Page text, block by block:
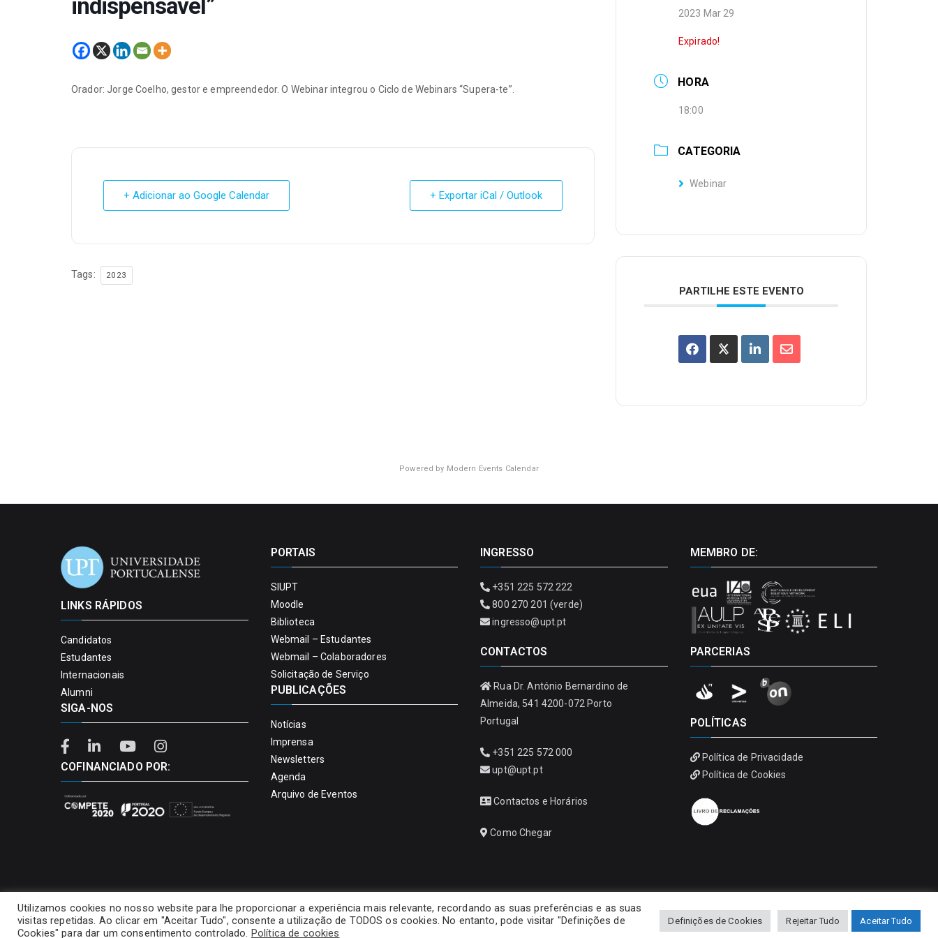
indispensável”
Orador: Jorge Coelho, gestor e empreendedor. O Webinar integrou o Ciclo de Webinars “Supera-te”.
+ Adicionar ao Google Calendar + Exportar iCal / Outlook
Tags: 2023
2023 Mar 29
Expirado!
HORA
18:00
CATEGORIA
Webinar
PARTILHE ESTE EVENTO
Powered by Modern Events Calendar
LINKS RÁPIDOS
Candidatos
Estudantes
Internacionais
Alumni
SIGA-NOS
COFINANCIADO POR:
PORTAIS
SIUPT
Moodle
Biblioteca
Webmail – Estudantes
Webmail – Colaboradores
Solicitação de Serviço
PUBLICAÇÕES
Notícias
Imprensa
Newsletters
Agenda
Arquivo de Eventos
INGRESSO
+351 225 572 222
800 270 201 (verde)
ingresso@upt.pt
CONTACTOS
Rua Dr. António Bernardino de
Almeida, 541 4200-072 Porto
Portugal
+351 225 572 000
upt@upt.pt
Contactos e Horários
Como Chegar
MEMBRO DE:
PARCERIAS
POLÍTICAS
Política de Privacidade
Política de Cookies
Copyright © 2026Universidade Portucalense – Infante D. Henrique
Utilizamos cookies no nosso website para lhe proporcionar a experiência mais relevante, recordando as suas preferências e as suas
visitas repetidas. Ao clicar em "Aceitar Tudo", consente a utilização de TODOS os cookies. No entanto, pode visitar "Definições de
Cookies" para dar um consentimento controlado. Política de cookies
Definições de Cookies Rejeitar Tudo Aceitar Tudo